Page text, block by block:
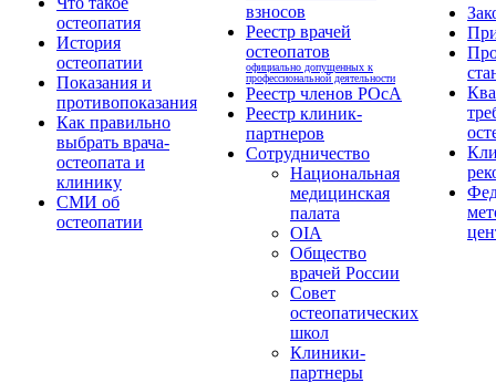
остеопатия
История
остеопатии
Показания и
противопоказания
Как правильно
выбрать врача-
остеопата и
клинику
СМИ об
остеопатии
взносов
Реестр врачей
остеопатов
официально допущенных к
профессиональной деятельности
Реестр членов РОсА
Реестр клиник-
партнеров
Сотрудничество
Национальная
медицинская
палата
OIA
Общество
врачей России
Совет
остеопатических
школ
Клиники-
партнеры